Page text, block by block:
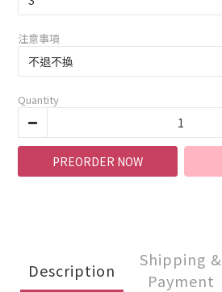
注意事項
Quantity
PREORDER NOW
Description
Shipping &
Payment